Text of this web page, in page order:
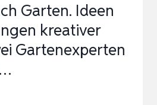
Garten. Ideen
kreativer
Gartenexperten